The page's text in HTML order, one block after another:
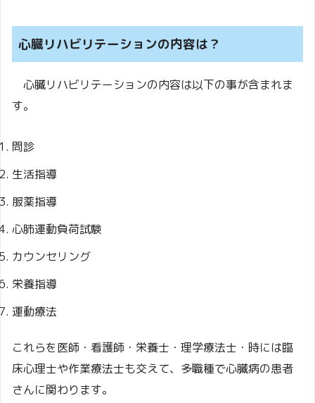
心臓リハビリテーションの内容は？
心臓リハビリテーションの内容は以下の事が含まれま
す。
問診
生活指導
服薬指導
心肺運動負荷試験
カウンセリング
栄養指導
運動療法
これらを医師・看護師・栄養士・理学療法士・時には臨
床心理士や作業療法士も交えて、多職種で心臓病の患者
さんに関わります。